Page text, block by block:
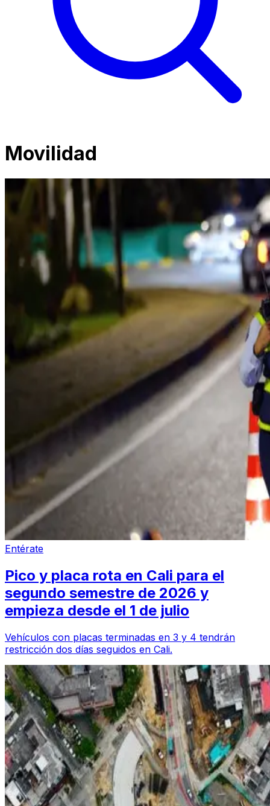
Movilidad
Entérate
Pico y placa rota en Cali para el
segundo semestre de 2026 y
empieza desde el 1 de julio
Vehículos con placas terminadas en 3 y 4 tendrán
restricción dos días seguidos en Cali.